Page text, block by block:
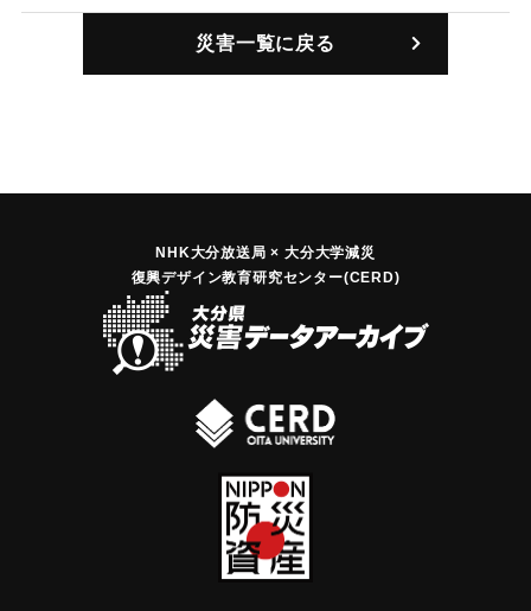
｜固有コード:00455002
災害一覧に戻る
NHK大分放送局 × 大分大学減災
復興デザイン教育研究センター(CERD)